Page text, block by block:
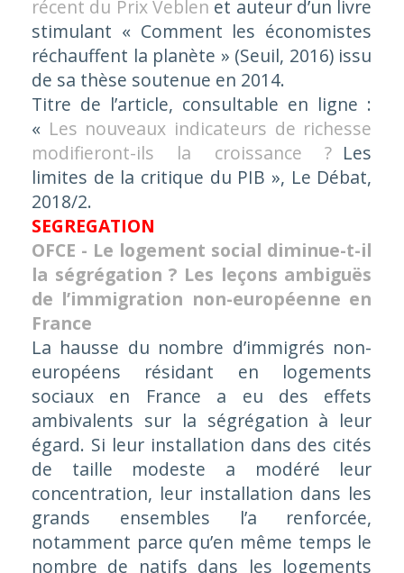
récent du Prix Veblen et auteur d’un livre
stimulant « Comment les économistes
réchauffent la planète » (Seuil, 2016) issu
de sa thèse soutenue en 2014.
Titre de l’article, consultable en ligne :
« Les nouveaux indicateurs de richesse
modifieront-ils la croissance ? Les
limites de la critique du PIB », Le Débat,
2018/2.
SEGREGATION
OFCE - Le logement social diminue-t-il
la ségrégation ? Les leçons ambiguës
de l’immigration non-européenne en
France
La hausse du nombre d’immigrés non-
européens résidant en logements
sociaux en France a eu des effets
ambivalents sur la ségrégation à leur
égard. Si leur installation dans des cités
de taille modeste a modéré leur
concentration, leur installation dans les
grands ensembles l’a renforcée,
notamment parce qu’en même temps le
nombre de natifs dans les logements